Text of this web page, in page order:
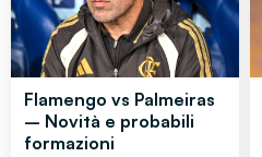
Flamengo vs Palmeiras
– Novità e probabili
formazioni